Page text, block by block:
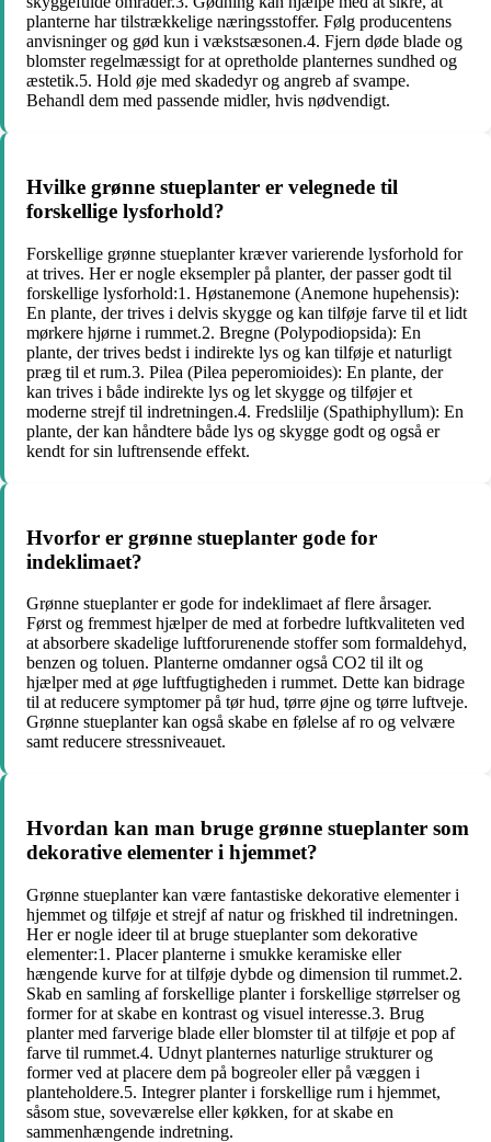
planterne har tilstrækkelige næringsstoffer. Følg producentens
anvisninger og gød kun i vækstsæsonen.4. Fjern døde blade og
blomster regelmæssigt for at opretholde planternes sundhed og
æstetik.5. Hold øje med skadedyr og angreb af svampe.
Behandl dem med passende midler, hvis nødvendigt.
Hvilke grønne stueplanter er velegnede til
forskellige lysforhold?
Forskellige grønne stueplanter kræver varierende lysforhold for
at trives. Her er nogle eksempler på planter, der passer godt til
forskellige lysforhold:1. Høstanemone (Anemone hupehensis):
En plante, der trives i delvis skygge og kan tilføje farve til et lidt
mørkere hjørne i rummet.2. Bregne (Polypodiopsida): En
plante, der trives bedst i indirekte lys og kan tilføje et naturligt
præg til et rum.3. Pilea (Pilea peperomioides): En plante, der
kan trives i både indirekte lys og let skygge og tilføjer et
moderne strejf til indretningen.4. Fredslilje (Spathiphyllum): En
plante, der kan håndtere både lys og skygge godt og også er
kendt for sin luftrensende effekt.
Hvorfor er grønne stueplanter gode for
indeklimaet?
Grønne stueplanter er gode for indeklimaet af flere årsager.
Først og fremmest hjælper de med at forbedre luftkvaliteten ved
at absorbere skadelige luftforurenende stoffer som formaldehyd,
benzen og toluen. Planterne omdanner også CO2 til ilt og
hjælper med at øge luftfugtigheden i rummet. Dette kan bidrage
til at reducere symptomer på tør hud, tørre øjne og tørre luftveje.
Grønne stueplanter kan også skabe en følelse af ro og velvære
samt reducere stressniveauet.
Hvordan kan man bruge grønne stueplanter som
dekorative elementer i hjemmet?
Grønne stueplanter kan være fantastiske dekorative elementer i
hjemmet og tilføje et strejf af natur og friskhed til indretningen.
Her er nogle ideer til at bruge stueplanter som dekorative
elementer:1. Placer planterne i smukke keramiske eller
hængende kurve for at tilføje dybde og dimension til rummet.2.
Skab en samling af forskellige planter i forskellige størrelser og
former for at skabe en kontrast og visuel interesse.3. Brug
planter med farverige blade eller blomster til at tilføje et pop af
farve til rummet.4. Udnyt planternes naturlige strukturer og
former ved at placere dem på bogreoler eller på væggen i
planteholdere.5. Integrer planter i forskellige rum i hjemmet,
såsom stue, soveværelse eller køkken, for at skabe en
sammenhængende indretning.